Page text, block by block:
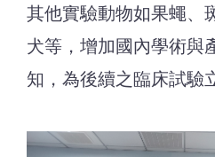
其他實驗動物如果蠅、
犬等，增加國內學術與
知，為後續之臨床試驗